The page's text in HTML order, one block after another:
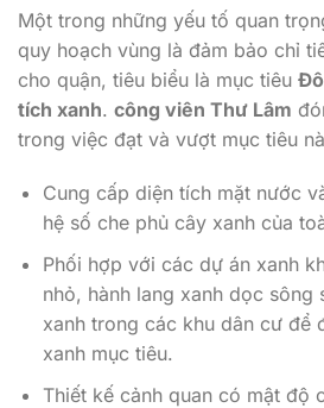
Một trong những yếu tố quan
quy hoạch vùng là đảm bảo chỉ
cho quận, tiêu biểu là mục tiêu
tích xanh. công viên Thư Lâm
trong việc đạt và vượt mục tiêu
Cung cấp diện tích mặt nước
hệ số che phủ cây xanh của
Phối hợp với các dự án xanh
nhỏ, hành lang xanh dọc sông
xanh trong các khu dân cư để
xanh mục tiêu.
Thiết kế cảnh quan có mật độ